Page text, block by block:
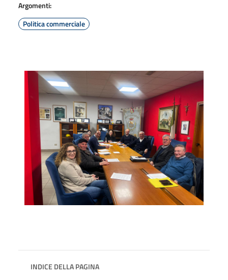
Argomenti:
Politica commerciale
INDICE DELLA PAGINA